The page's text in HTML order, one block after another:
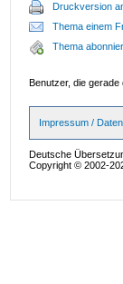
Druckversion
Thema einem
Thema
Benutzer, die
Impressum /
Deutsche
Copyright © 2002-